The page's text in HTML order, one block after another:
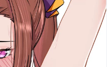
кто поставил
Gun